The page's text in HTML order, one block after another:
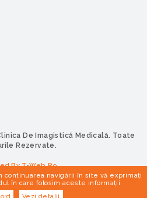
De Imagistică Medicală. Toate
Rezervate.
By T-Web.ro
continuarea navigării în site vă exprimaţi
în care folosim aceste informaţii.